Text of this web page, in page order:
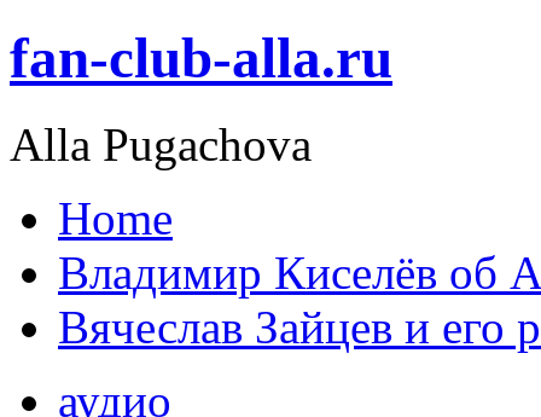
fan-club-alla.ru
Alla Pugachova
Home
Владимир Киселёв об
Вячеслав Зайцев и его
аудио